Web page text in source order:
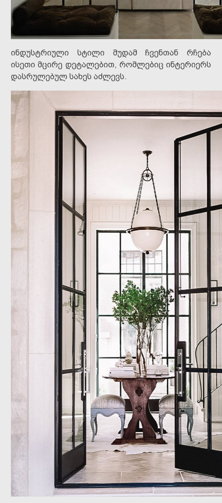
ინდუსტრიული სტილი მუდამ ჩვენთან რჩება
ისეთი მცირე დეტალებით, რომლებიც ინტერიერს
დასრულებულ სახეს აძლევს.